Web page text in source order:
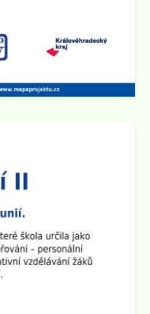
v úterý 3.6. 2025 v
školy.
všechny
dveří na 2.
různé prezentace a
chceme
školním dvoře.